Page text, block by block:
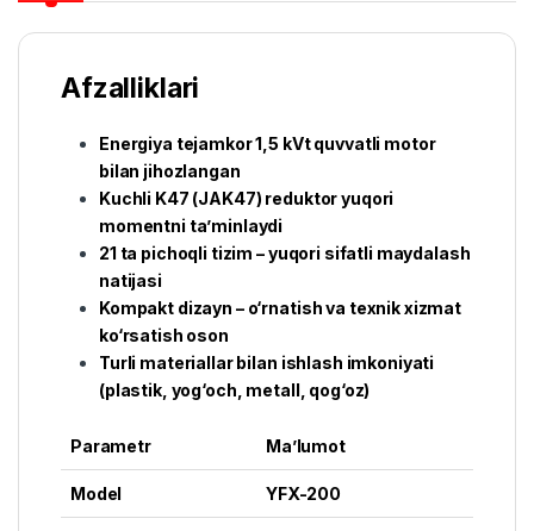
Afzalliklari
Energiya tejamkor 1,5 kVt quvvatli motor
bilan jihozlangan
Kuchli K47 (JAK47) reduktor yuqori
momentni ta’minlaydi
21 ta pichoqli tizim – yuqori sifatli maydalash
natijasi
Kompakt dizayn – o‘rnatish va texnik xizmat
ko‘rsatish oson
Turli materiallar bilan ishlash imkoniyati
(plastik, yog‘och, metall, qog‘oz)
Parametr Ma’lumot
Model YFX-200